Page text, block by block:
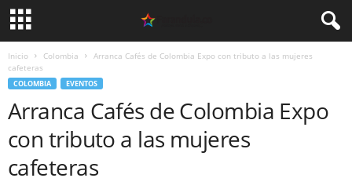
Inicio Colombia
Arranca Cafés de Colombia Expo con tributo a las mujeres
cafeteras
COLOMBIA EVENTOS
Arranca Cafés de Colombia Expo
con tributo a las mujeres
cafeteras